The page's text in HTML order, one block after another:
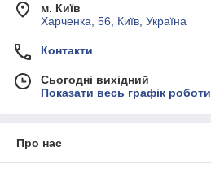
м. Київ
Харченка, 56, Київ, Україна
Контакти
Сьогодні вихідний
Показати весь графік роботи
Про нас